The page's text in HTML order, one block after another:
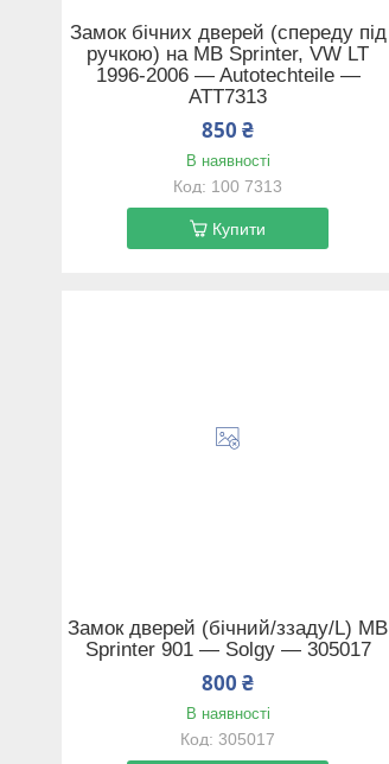
Замок бічних дверей (спереду під
ручкою) на MB Sprinter, VW LT
1996-2006 — Autotechteile —
ATT7313
850 ₴
В наявності
100 7313
Купити
Замок дверей (бічний/ззаду/L) MB
Sprinter 901 — Solgy — 305017
800 ₴
В наявності
305017